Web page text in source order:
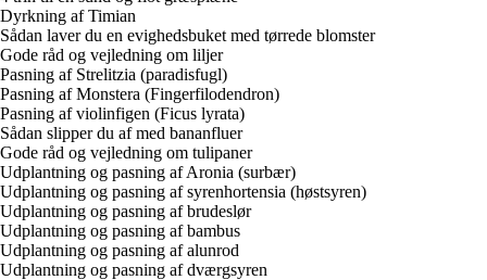
Dyrkning af Timian
Sådan laver du en evighedsbuket med tørrede blomster
Gode råd og vejledning om liljer
Pasning af Strelitzia (paradisfugl)
Pasning af Monstera (Fingerfilodendron)
Pasning af violinfigen (Ficus lyrata)
Sådan slipper du af med bananfluer
Gode råd og vejledning om tulipaner
Udplantning og pasning af Aronia (surbær)
Udplantning og pasning af syrenhortensia (høstsyren)
Udplantning og pasning af brudeslør
Udplantning og pasning af bambus
Udplantning og pasning af alunrod
Udplantning og pasning af dværgsyren